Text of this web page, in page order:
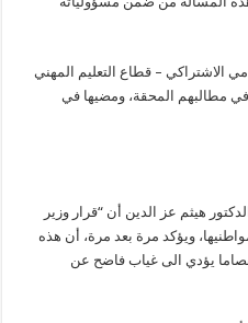
الاشتراكي – قطاع التعليم المهني
في مطالبهم المحقة، ومضيها في
هيثم عز الدين أن “قرار وزير
ويؤكد مرة بعد مرة، أن هذه
يؤدي الى غياب فاضح عن